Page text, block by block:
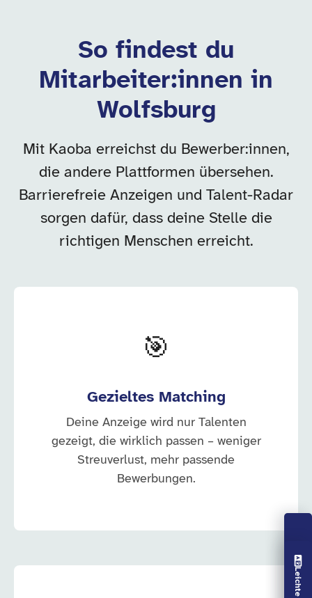
Vorlesen aus
So findest du
Mitarbeiter:innen in
Wolfsburg
Mit Kaoba erreichst du Bewerber:innen,
die andere Plattformen übersehen.
Barrierefreie Anzeigen und Talent-Radar
sorgen dafür, dass deine Stelle die
richtigen Menschen erreicht.
🎯
Gezieltes Matching
Deine Anzeige wird nur Talenten
gezeigt, die wirklich passen – weniger
Streuverlust, mehr passende
Bewerbungen.